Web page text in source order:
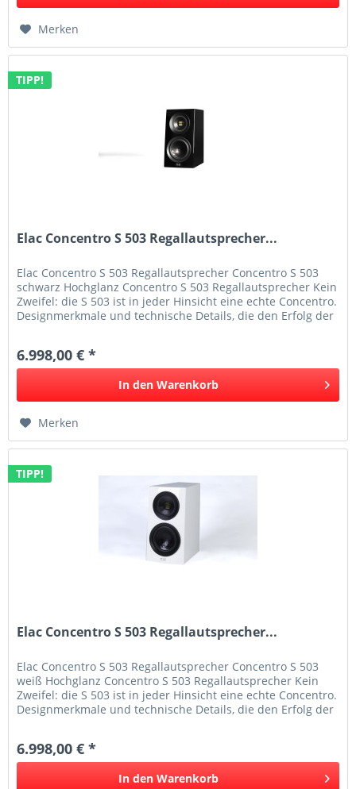
Merken
TIPP!
Elac Concentro S 503 Regallautsprecher...
Elac Concentro S 503 Regallautsprecher Concentro S 503
schwarz Hochglanz Concentro S 503 Regallautsprecher Kein
Zweifel: die S 503 ist in jeder Hinsicht eine echte Concentro.
Designmerkmale und technische Details, die den Erfolg der
6.998,00 € *
In den Warenkorb
Merken
TIPP!
Elac Concentro S 503 Regallautsprecher...
Elac Concentro S 503 Regallautsprecher Concentro S 503
weiß Hochglanz Concentro S 503 Regallautsprecher Kein
Zweifel: die S 503 ist in jeder Hinsicht eine echte Concentro.
Designmerkmale und technische Details, die den Erfolg der
6.998,00 € *
In den Warenkorb